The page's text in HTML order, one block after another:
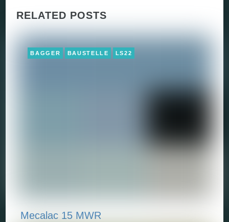
RELATED POSTS
BAGGER BAUSTELLE LS22
Mecalac 15 MWR